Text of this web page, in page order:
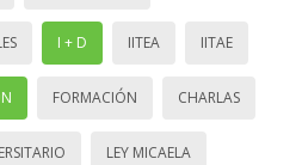
I + D IITEA IITAE
FORMACIÓN CHARLAS
LEY MICAELA